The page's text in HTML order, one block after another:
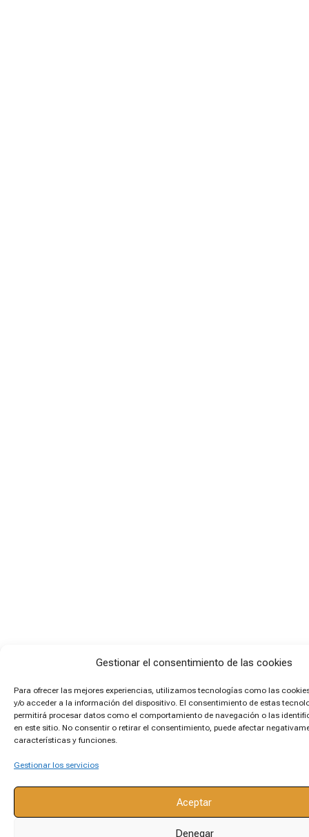
Gestionar el consentimiento de las cookies
Para ofrecer las mejores experiencias, utilizamos tecnologías como las
y/o acceder a la información del dispositivo. El consentimiento de estas
permitirá procesar datos como el comportamiento de navegación o las
en este sitio. No consentir o retirar el consentimiento, puede afectar
características y funciones.
Gestionar los servicios
Aceptar
Denegar